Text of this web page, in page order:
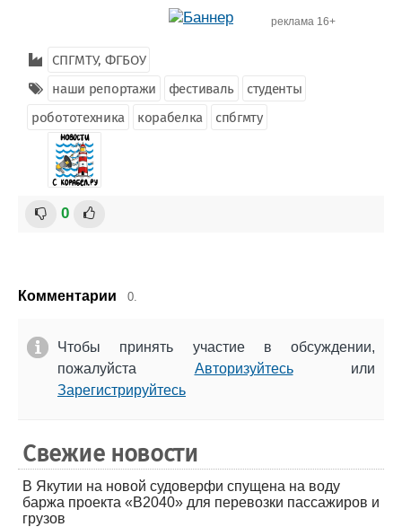
реклама 16+
СПГМТУ, ФГБОУ
наши репортажи
фестиваль
студенты
робототехника
корабелка спбгмту
0
Комментарии 0.
Чтобы принять участие в обсуждении,
пожалуйста Авторизуйтесьили
Зарегистрируйтесь
Свежие новости
В Якутии на новой судоверфи спущена на воду
баржа проекта «В2040» для перевозки пассажиров и
грузов